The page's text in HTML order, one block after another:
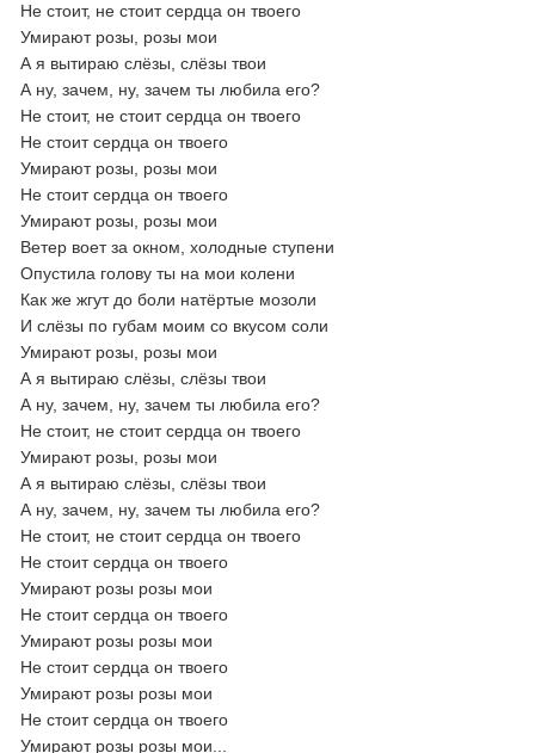
Не стоит, не стоит сердца он твоего
Умирают розы, розы мои
А я вытираю слёзы, слёзы твои
А ну, зачем, ну, зачем ты любила его?
Не стоит, не стоит сердца он твоего
Не стоит сердца он твоего
Умирают розы, розы мои
Не стоит сердца он твоего
Умирают розы, розы мои
Ветер воет за окном, холодные ступени
Опустила голову ты на мои колени
Как же жгут до боли натёртые мозоли
И слёзы по губам моим со вкусом соли
Умирают розы, розы мои
А я вытираю слёзы, слёзы твои
А ну, зачем, ну, зачем ты любила его?
Не стоит, не стоит сердца он твоего
Умирают розы, розы мои
А я вытираю слёзы, слёзы твои
А ну, зачем, ну, зачем ты любила его?
Не стоит, не стоит сердца он твоего
Не стоит сердца он твоего
Умирают розы розы мои
Не стоит сердца он твоего
Умирают розы розы мои
Не стоит сердца он твоего
Умирают розы розы мои
Не стоит сердца он твоего
Умирают розы розы мои...